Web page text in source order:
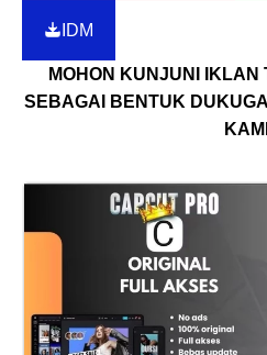
IDM
MOHON KUNJUNI
SEBAGAI BENTUK
KAMI